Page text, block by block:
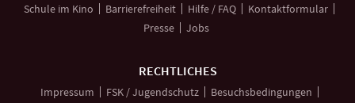
Schule im Kino
Barrierefreiheit Hilfe / FAQ
Kontaktformular
Presse
Jobs
RECHTLICHES
Impressum FSK / Jugendschutz
Besuchsbedingungen